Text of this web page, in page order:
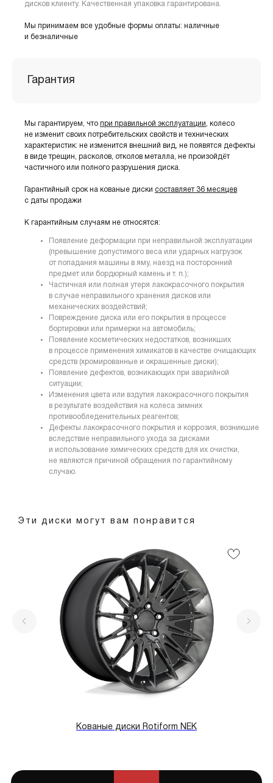
дисков клиенту. Качественная упаковка гарантирована.
Мы принимаем все удобные формы оплаты: наличные
и безналичные
Гарантия
Мы гарантируем, что при правильной эксплуатации, колесо
не изменит своих потребительских свойств и технических
характеристик: не изменится внешний вид, не появятся дефекты
в виде трещин, расколов, отколов металла, не произойдёт
частичного или полного разрушения диска.
Гарантийный срок на кованые диски составляет 36 месяцев
с даты продажи
К гарантийным случаям не относятся:
Появление деформации при неправильной эксплуатации
(превышение допустимого веса или ударных нагрузок
от попадания машины в яму, наезд на посторонний
предмет или бордюрный камень и т. п.);
Частичная или полная утеря лакокрасочного покрытия
в случае неправильного хранения дисков или
механических воздействий;
Повреждение диска или его покрытия в процессе
бортировки или примерки на автомобиль;
Появление косметических недостатков, возникших
в процессе применения химикатов в качестве очищающих
средств (хромированные и окрашенные диски);
Появление дефектов, возникающих при аварийной
ситуации;
Изменения цвета или вздутия лакокрасочного покрытия
в результате воздействия на колеса зимних
противообледенительных реагентов;
Дефекты лакокрасочного покрытия и коррозия, возникшие
вследствие неправильного ухода за дисками
и использование химических средств для их очистки,
не являются причиной обращения по гарантийному
случаю.
Эти диски могут вам понравится
Кованые диски Rotiform NEK